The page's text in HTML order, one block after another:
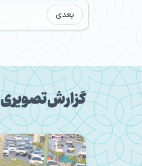
بعدی
گزارش تصویری